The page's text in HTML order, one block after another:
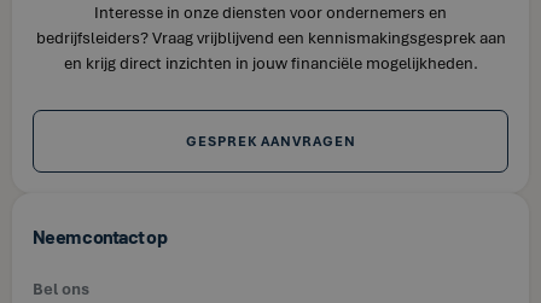
Interesse in onze diensten voor ondernemers en
bedrijfsleiders? Vraag vrijblijvend een kennismakingsgesprek aan
en krijg direct inzichten in jouw financiële mogelijkheden.
GESPREK AANVRAGEN
Neem contact op
Bel ons